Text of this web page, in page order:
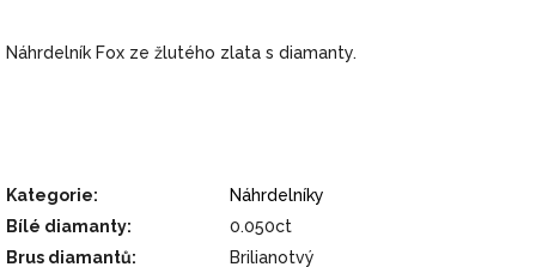
Náhrdelník Fox ze žlutého zlata s diamanty.
Kategorie:
Náhrdelníky
Bílé diamanty:
0.050ct
Brus diamantů:
Brilianotvý